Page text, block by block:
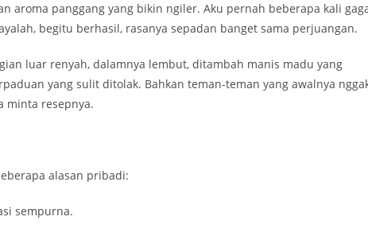
aroma panggang yang bikin ngiler. Aku pernah beberapa kali
begitu berhasil, rasanya sepadan banget sama perjuangan.
luar renyah, dalamnya lembut, ditambah manis madu yang
yang sulit ditolak. Bahkan teman-teman yang awalnya
minta resepnya.
alasan pribadi:
sempurna.